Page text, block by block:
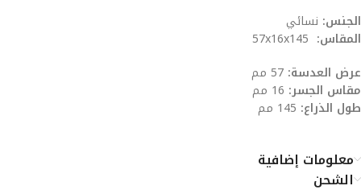
الجنس: نسائي
المقاس:
عرض العدسة:
مقاس الجسر:
طول الذراع:
معلومات إضافية
الشحن